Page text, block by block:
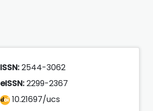
ISSN:2544-3062
eISSN:2299-2367
10.21697/ucs